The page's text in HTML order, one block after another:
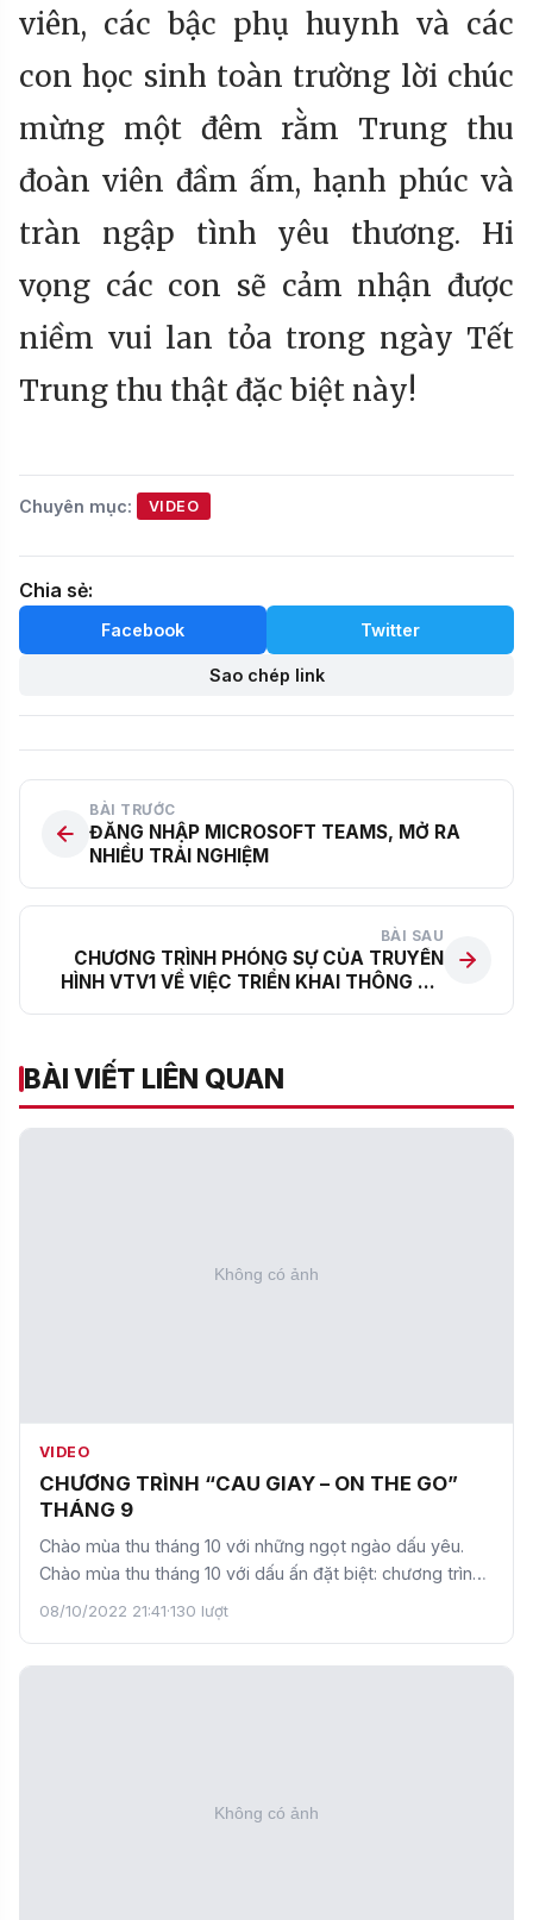
viên, các bậc phụ huynh và các
con học sinh toàn trường lời chúc
mừng một đêm rằm Trung thu
đoàn viên đầm ấm, hạnh phúc và
tràn ngập tình yêu thương. Hi
vọng các con sẽ cảm nhận được
niềm vui lan tỏa trong ngày Tết
Trung thu thật đặc biệt này!
Chuyên mục: VIDEO
Chia sẻ:
Facebook Twitter
Sao chép link
BÀI TRƯỚC
ĐĂNG NHẬP MICROSOFT TEAMS, MỞ RA
NHIỀU TRẢI NGHIỆM
BÀI SAU
CHƯƠNG TRÌNH PHÓNG SỰ CỦA TRUYỀN
HÌNH VTV1 VỀ VIỆC TRIỂN KHAI THÔNG TƯ
BÀI VIẾT LIÊN QUAN
VIDEO
CHƯƠNG TRÌNH “CAU GIAY – ON THE GO”
THÁNG 9
Chào mùa thu tháng 10 với những ngọt ngào dấu yêu.
Chào mùa thu tháng 10 với dấu ấn đặt biệt: chương trình
bản…
08/10/2022 21:41·130 lượt